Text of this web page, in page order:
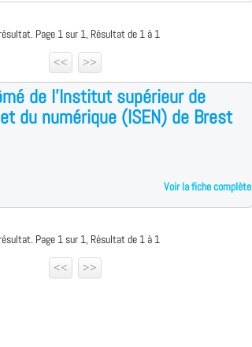
Page 1 sur 1, Résultat de 1 à 1
<<
>>
de l'Institut supérieur de
du numérique (ISEN) de Brest
Voir la fiche complète
Page 1 sur 1, Résultat de 1 à 1
<<
>>